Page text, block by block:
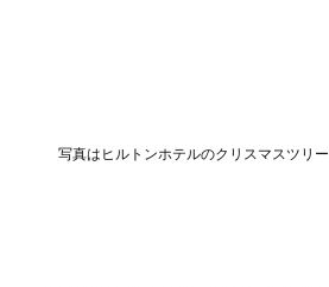
写真はヒルトンホテルのクリスマスツリー